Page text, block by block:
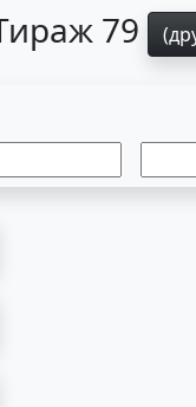
79